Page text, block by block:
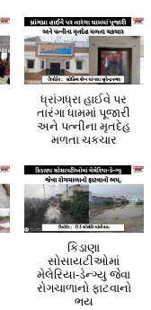
ધ્રાંગધ્રા હાઈવે પર
તારંગા ધામમાં પૂજારી
અને પત્નીના મૃતદેહ
મળતા ચકચાર
કિડાણા
સોસાયટીઓમાં
મેલેરિયા-ડેન્ગ્યુ જેવા
રોગચાળાનો ફાટવાનો
ભય